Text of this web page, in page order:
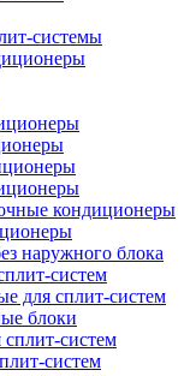
системы
кондиционеры
наружного блока
систем
для сплит-систем
блоки
систем
систем